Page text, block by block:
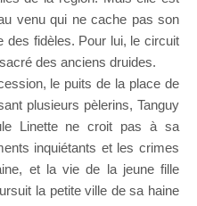
venu qui ne cache pas son
des fidèles. Pour lui, le circuit
des anciens druides.
le puits de la place de
plusieurs pèlerins, Tanguy
Linette ne croit pas à sa
inquiétants et les crimes
et la vie de la jeune fille
la petite ville de sa haine